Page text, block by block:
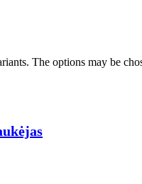
The options may be